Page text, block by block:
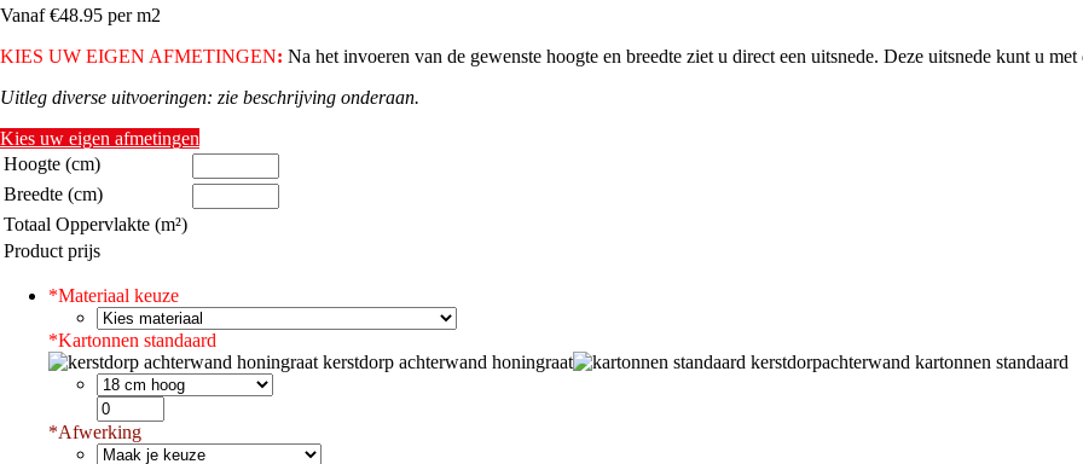
Vanaf €48.95 per m2
KIES UW EIGEN AFMETINGEN: Na het invoeren van de gewenste hoogte en breedte ziet u direct een uitsnede. Deze uitsnede kunt u
Uitleg diverse uitvoeringen: zie beschrijving onderaan.
Kies uw eigen afmetingen
Hoogte (cm)
Breedte (cm)
Totaal Oppervlakte (m²)
Product prijs
*Materiaal keuze
*Kartonnen standaard
kerstdorp achterwand honingraat
kartonnen standaard
*Afwerking